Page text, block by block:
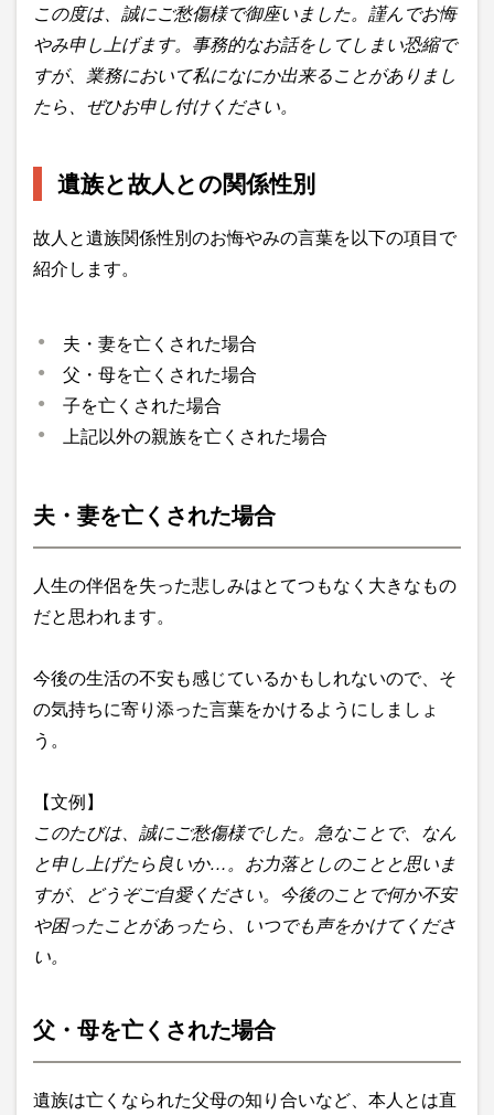
この度は、誠にご愁傷様で御座いました。謹んでお悔
やみ申し上げます。事務的なお話をしてしまい恐縮で
すが、業務において私になにか出来ることがありまし
たら、ぜひお申し付けください。
遺族と故人との関係性別
故人と遺族関係性別のお悔やみの言葉を以下の項目で
紹介します。
夫・妻を亡くされた場合
父・母を亡くされた場合
子を亡くされた場合
上記以外の親族を亡くされた場合
夫・妻を亡くされた場合
人生の伴侶を失った悲しみはとてつもなく大きなもの
だと思われます。
今後の生活の不安も感じているかもしれないので、そ
の気持ちに寄り添った言葉をかけるようにしましょ
う。
【文例】
このたびは、誠にご愁傷様でした。急なことで、なん
と申し上げたら良いか…。お力落としのことと思いま
すが、どうぞご自愛ください。今後のことで何か不安
や困ったことがあったら、いつでも声をかけてくださ
い。
父・母を亡くされた場合
遺族は亡くなられた父母の知り合いなど、本人とは直